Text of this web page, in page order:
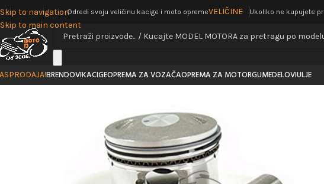
Skip to navigation
Skip to main content
Odredi svoju veličinu kacige i moto opremeVELIČINE Ukoliko ne kupujete
BRENDOVIKACIGEOPREMA ZA VOZAČAOPREMA ZA MOTORGUMEDELOVIULJE